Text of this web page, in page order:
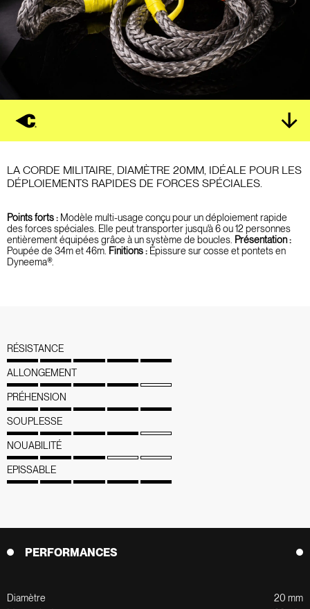
LA CORDE MILITAIRE, DIAMÈTRE 20MM, IDÉALE POUR LES
DÉPLOIEMENTS RAPIDES DE FORCES SPÉCIALES.
Points forts : Modèle multi-usage conçu pour un déploiement rapide
des forces spéciales. Elle peut transporter jusqu'à 6 ou 12 personnes
entièrement équipées grâce à un système de boucles. Présentation :
Poupée de 34m et 46m. Finitions : Épissure sur cosse et pontets en
Dyneema®.
RÉSISTANCE
ALLONGEMENT
PRÉHENSION
SOUPLESSE
NOUABILITÉ
EPISSABLE
PERFORMANCES
Diamètre
20 mm